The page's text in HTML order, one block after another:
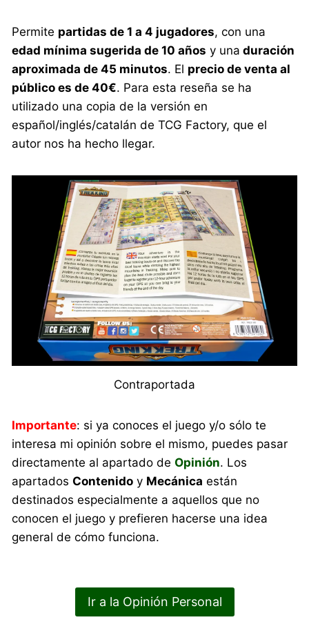
Permite partidas de 1 a 4 jugadores, con una
edad mínima sugerida de 10 años y una duración
aproximada de 45 minutos. El precio de venta al
público es de 40€. Para esta reseña se ha
utilizado una copia de la versión en
español/inglés/catalán de TCG Factory, que el
autor nos ha hecho llegar.
Contraportada
Importante: si ya conoces el juego y/o sólo te
interesa mi opinión sobre el mismo, puedes pasar
directamente al apartado deOpinión. Los
apartadosContenido y Mecánica están
destinados especialmente a aquellos que no
conocen el juego y prefieren hacerse una idea
general de cómo funciona.
Ir a la Opinión Personal